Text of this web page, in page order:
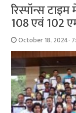
रिस्पॉन्स
108 एवं 102
October 18, 2024-